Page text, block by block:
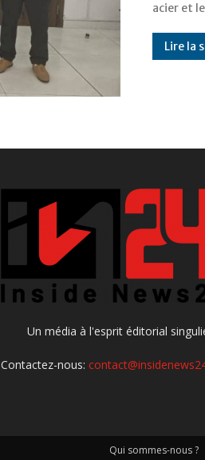
acier et
Lire la
Un média à l'esprit éditorial
Contactez-nous:
Qui sommes-nous ?